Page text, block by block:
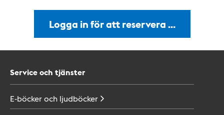
Logga in för att reservera …
Service och tjänster
E-böcker och ljudböcker